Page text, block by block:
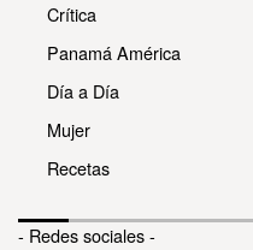
Crítica
Panamá América
Día a Día
Mujer
Recetas
- Redes sociales -